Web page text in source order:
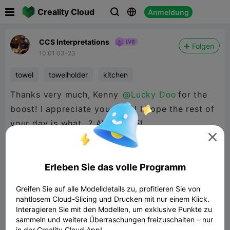
Creality Cloud   Anmeldung
CCS Interpretations
10:01 03-23
Folgen
towel towelholder kitchen
Thanks very much, Kenny @Lucky Doo for the
boost! I appreciate you for it! I hope the rest of
your day is what...? AWESOME!

Erleben Sie das volle Programm
Greifen Sie auf alle Modelldetails zu, profitieren Sie von
nahtlosem Cloud-Slicing und Drucken mit nur einem Klick.
Interagieren Sie mit den Modellen, um exklusive Punkte zu
sammeln und weitere Überraschungen freizuschalten – nur